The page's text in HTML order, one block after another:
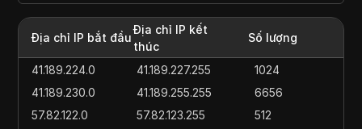
Địa chỉ IP bắt đầu
Địa chỉ IP kết
thúc
Số lượng
41.189.224.0 41.189.227.255
1024
41.189.230.0
41.189.255.255
6656
57.82.122.0
57.82.123.255
512